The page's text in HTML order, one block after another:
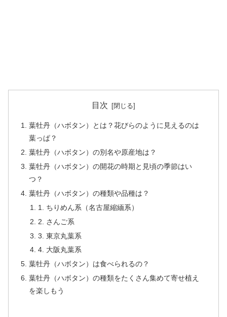
目次
葉牡丹（ハボタン）とは？花びらのように見えるのは
葉っぱ？
葉牡丹（ハボタン）の別名や原産地は？
葉牡丹（ハボタン）の開花の時期と見頃の季節はい
つ？
葉牡丹（ハボタン）の種類や品種は？
1. ちりめん系（名古屋縮緬系）
2. さんご系
3. 東京丸葉系
4. 大阪丸葉系
葉牡丹（ハボタン）は食べられるの？
葉牡丹（ハボタン）の種類をたくさん集めて寄せ植え
を楽しもう